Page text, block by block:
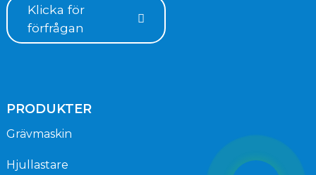
Klicka för
förfrågan
PRODUKTER
Grävmaskin
Hjullastare